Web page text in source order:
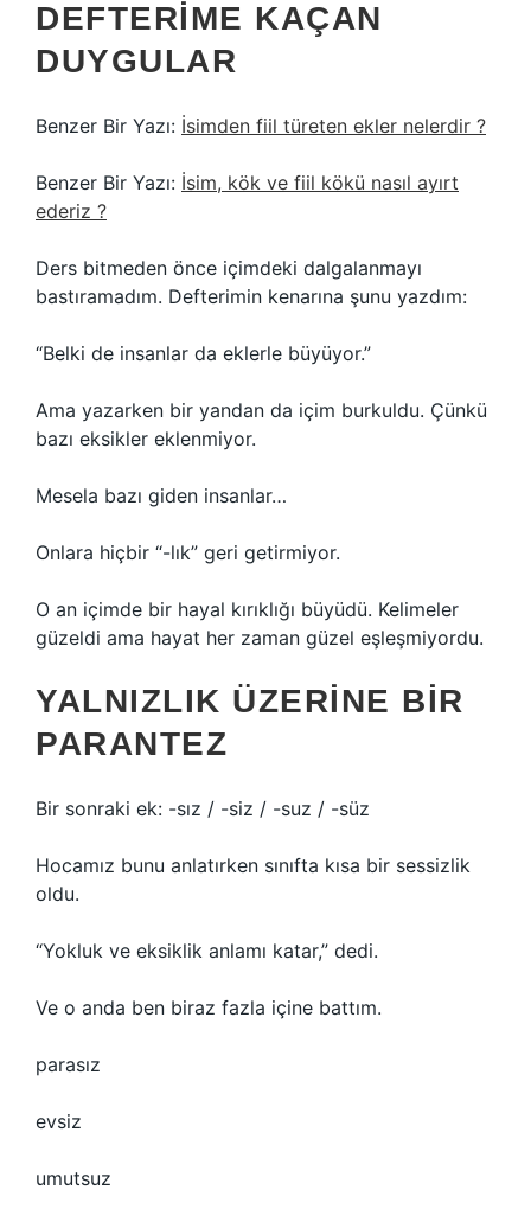
DEFTERIME KAÇAN
DUYGULAR
Benzer Bir Yazı: İsimden fiil türeten ekler nelerdir ?
Benzer Bir Yazı: İsim, kök ve fiil kökü nasıl ayırt
ederiz ?
Ders bitmeden önce içimdeki dalgalanmayı
bastıramadım. Defterimin kenarına şunu yazdım:
“Belki de insanlar da eklerle büyüyor.”
Ama yazarken bir yandan da içim burkuldu. Çünkü
bazı eksikler eklenmiyor.
Mesela bazı giden insanlar…
Onlara hiçbir “-lık” geri getirmiyor.
O an içimde bir hayal kırıklığı büyüdü. Kelimeler
güzeldi ama hayat her zaman güzel eşleşmiyordu.
YALNIZLIK ÜZERINE BIR
PARANTEZ
Bir sonraki ek: -sız / -siz / -suz / -süz
Hocamız bunu anlatırken sınıfta kısa bir sessizlik
oldu.
“Yokluk ve eksiklik anlamı katar,” dedi.
Ve o anda ben biraz fazla içine battım.
parasız
evsiz
umutsuz